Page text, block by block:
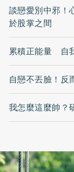
談戀愛別中邪！
於股掌之間
累積正能量 自
自戀不丟臉！反
我怎麼這麼帥？